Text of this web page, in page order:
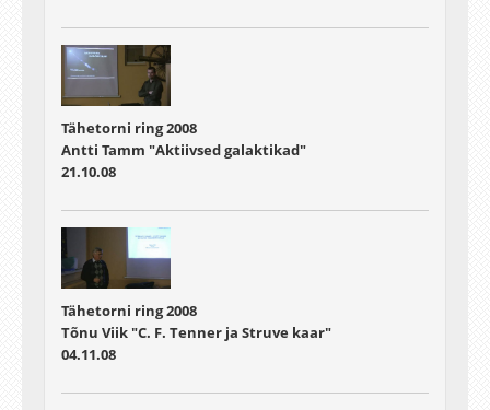
Tähetorni ring 2008
Antti Tamm "Aktiivsed galaktikad"
21.10.08
Tähetorni ring 2008
Tõnu Viik "C. F. Tenner ja Struve kaar"
04.11.08